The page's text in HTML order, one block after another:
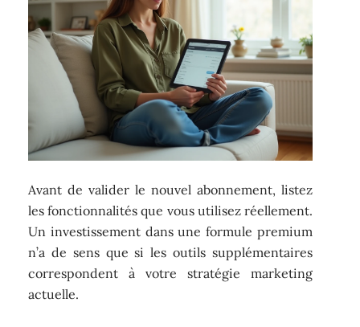
Avant de valider le nouvel abonnement, listez
les fonctionnalités que vous utilisez réellement.
Un investissement dans une formule premium
n’a de sens que si les outils supplémentaires
correspondent à votre stratégie marketing
actuelle.